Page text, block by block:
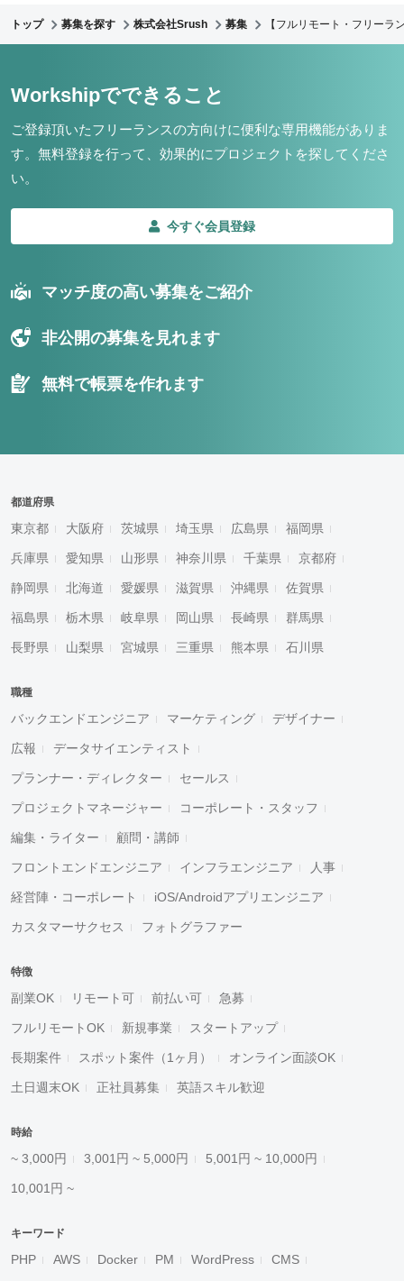
トップ 募集を探す 株式会社Srush 募集 【フルリモート・フリーラ
Workshipでできること
ご登録頂いたフリーランスの方向けに便利な専用機能がありま
す。 無料登録を行って、効果的にプロジェクトを探してくださ
い。
今すぐ会員登録
マッチ度の高い募集をご紹介
非公開の募集を見れます
無料で帳票を作れます
都道府県
東京都 大阪府 茨城県 埼玉県 広島県 福岡県
兵庫県 愛知県 山形県 神奈川県 千葉県 京都府
静岡県 北海道 愛媛県 滋賀県 沖縄県 佐賀県
福島県 栃木県 岐阜県 岡山県 長崎県 群馬県
長野県 山梨県 宮城県 三重県 熊本県 石川県
職種
バックエンドエンジニア マーケティング デザイナー
広報 データサイエンティスト
プランナー・ディレクター セールス
プロジェクトマネージャー コーポレート・スタッフ
編集・ライター 顧問・講師
フロントエンドエンジニア インフラエンジニア 人事
経営陣・コーポレート iOS/Androidアプリエンジニア
カスタマーサクセス フォトグラファー
特徴
副業OK リモート可 前払い可 急募
フルリモートOK 新規事業 スタートアップ
長期案件 スポット案件（1ヶ月） オンライン面談OK
土日週末OK 正社員募集 英語スキル歓迎
時給
~ 3,000円 3,001円 ~ 5,000円 5,001円 ~ 10,000円
10,001円 ~
キーワード
PHP AWS Docker PM WordPress CMS